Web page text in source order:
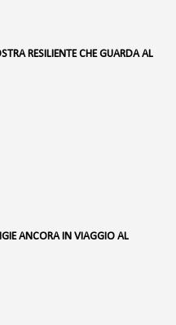
RESILIENTE CHE GUARDA AL
ANCORA IN VIAGGIO AL